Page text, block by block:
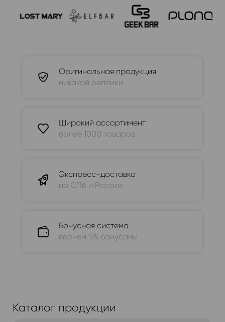
Оригинальная продукция
никакой реплики
Широкий ассортимент
более 1000 товаров
Экспресс-доставка
по СПб и России
Бонусная система
вернем 5% бонусами
Каталог продукции